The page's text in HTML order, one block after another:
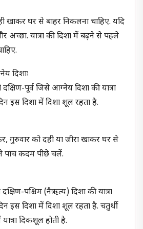
खाकर घर से बाहर निकलना चाहिए. यदि
अच्छा. यात्रा की दिशा में बढ़ने से पहले
दिशाः
पूर्व जिसे आग्नेय दिशा की यात्रा
इस दिशा में दिशा शूल रहता है.
गुरुवार को दही या जीरा खाकर घर से
पांच कदम पीछे चलें.
पश्चिम (नैऋत्य) दिशा की यात्रा
इस दिशा में दिशा शूल रहता है. चतुर्थी
दिकशूल होती है.